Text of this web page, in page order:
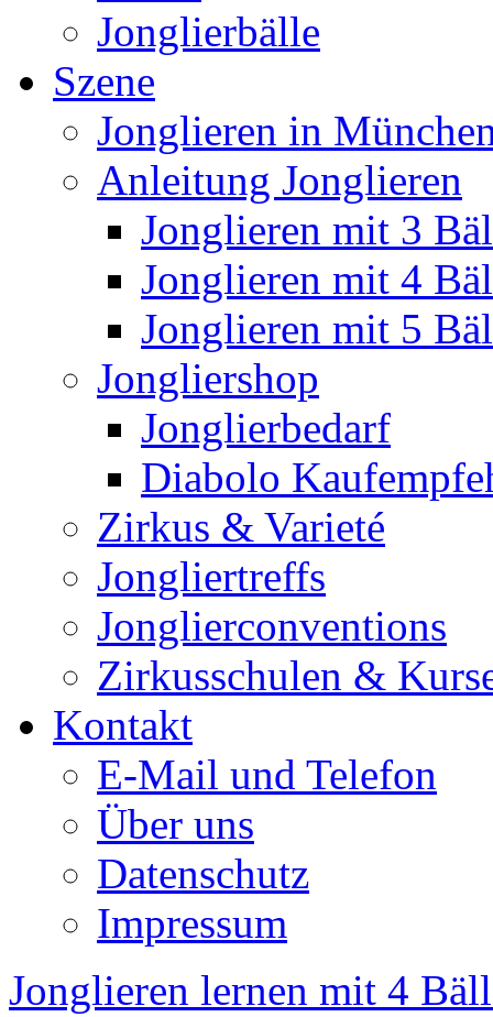
Jonglierbälle
Szene
Jonglieren in
Anleitung Jonglieren
Jonglieren mit 3
Jonglieren mit 4
Jonglieren mit 5
Jongliershop
Jonglierbedarf
Diabolo
Zirkus & Varieté
Jongliertreffs
Jonglierconventions
Zirkusschulen &
Kontakt
E-Mail und Telefon
Über uns
Datenschutz
Impressum
Jonglieren lernen mit 4